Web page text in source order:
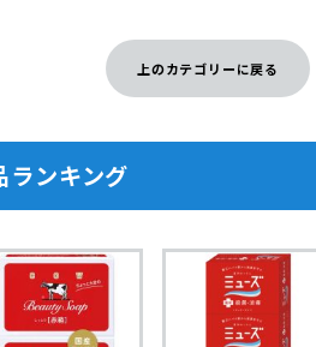
上のカテゴリーに戻る
ランキング